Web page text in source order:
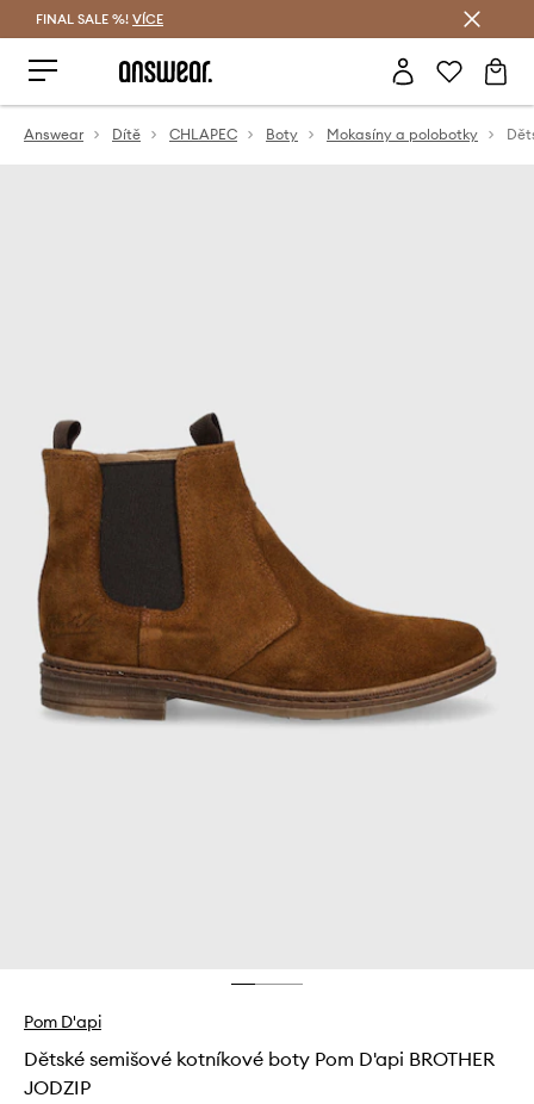
FINAL SALE %! VÍCE
Answear Dítě CHLAPEC Boty Mokasíny a polobotky
Pom D'api
Dětské semišové kotníkové boty Pom D'api BROTHER
JODZIP